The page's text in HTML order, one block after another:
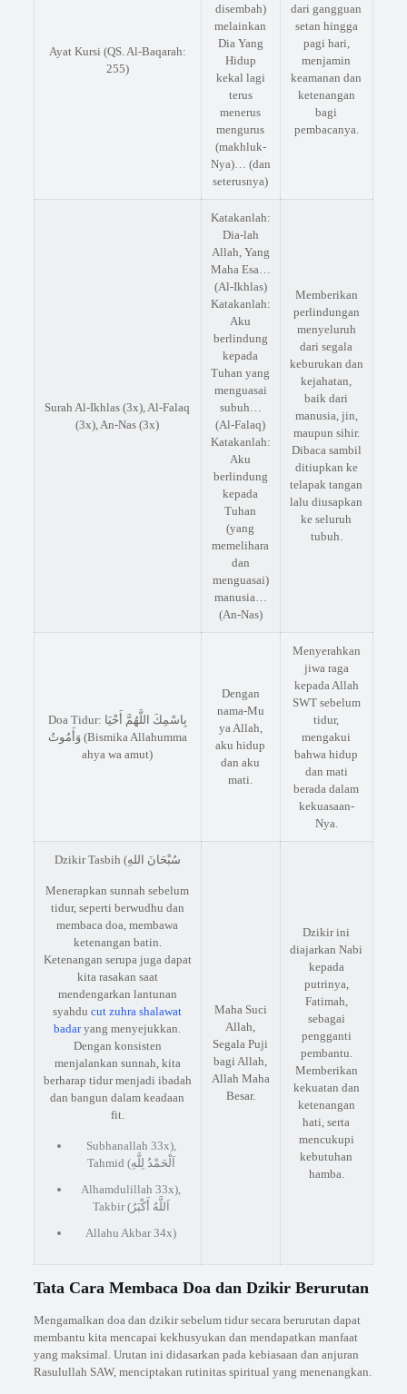
Ayat Kursi (QS. Al-Baqarah:
255)
disembah)
melainkan
Dia Yang
Hidup
kekal lagi
terus
menerus
mengurus
(makhluk-
Nya)… (dan
seterusnya)
dari gangguan
setan hingga
pagi hari,
menjamin
keamanan dan
ketenangan
bagi
pembacanya.
Surah Al-Ikhlas (3x), Al-Falaq
(3x), An-Nas (3x)
Katakanlah:
Dia-lah
Allah, Yang
Maha Esa…
(Al-Ikhlas)
Katakanlah:
Aku
berlindung
kepada
Tuhan yang
menguasai
subuh…
(Al-Falaq)
Katakanlah:
Aku
berlindung
kepada
Tuhan
(yang
memelihara
dan
menguasai)
manusia…
(An-Nas)
Memberikan
perlindungan
menyeluruh
dari segala
keburukan dan
kejahatan,
baik dari
manusia, jin,
maupun sihir.
Dibaca sambil
ditiupkan ke
telapak tangan
lalu diusapkan
ke seluruh
tubuh.
Doa Tidur: بِاسْمِكَ اللَّهُمَّ أَحْيَا
وَأَمُوتُ (Bismika Allahumma
ahya wa amut)
Dengan
nama-Mu
ya Allah,
aku hidup
dan aku
mati.
Menyerahkan
jiwa raga
kepada Allah
SWT sebelum
tidur,
mengakui
bahwa hidup
dan mati
berada dalam
kekuasaan-
Nya.
Dzikir Tasbih (سُبْحَانَ اللهِ
Menerapkan sunnah sebelum
tidur, seperti berwudhu dan
membaca doa, membawa
ketenangan batin.
Ketenangan serupa juga dapat
kita rasakan saat
mendengarkan lantunan
syahducut zuhra shalawat
badaryang menyejukkan.
Dengan konsisten
menjalankan sunnah, kita
berharap tidur menjadi ibadah
dan bangun dalam keadaan
fit.
Subhanallah 33x),
Tahmid (اَلْحَمْدُ لِلَّهِ
Alhamdulillah 33x),
Takbir (اَللَّهُ أَكْبَرُ
Allahu Akbar 34x)
Maha Suci
Allah,
Segala Puji
bagi Allah,
Allah Maha
Besar.
Dzikir ini
diajarkan Nabi
kepada
putrinya,
Fatimah,
sebagai
pengganti
pembantu.
Memberikan
kekuatan dan
ketenangan
hati, serta
mencukupi
kebutuhan
hamba.
Tata Cara Membaca Doa dan Dzikir Berurutan
Mengamalkan doa dan dzikir sebelum tidur secara berurutan dapat
membantu kita mencapai kekhusyukan dan mendapatkan manfaat
yang maksimal. Urutan ini didasarkan pada kebiasaan dan anjuran
Rasulullah SAW, menciptakan rutinitas spiritual yang menenangkan.